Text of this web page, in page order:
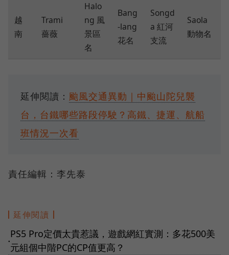
越
南
Trami
薔薇
Halo
ng 風
景區
名
Bang
-lang
花名
Songd
a 紅河
支流
Saola
動物名
延伸閱讀： 颱風交通異動｜中颱山陀兒襲
台，台鐵哪些路段停駛？高鐵、捷運、航船
班情況一次看
責任編輯：李先泰
延伸閱讀
●
PS5 Pro定價太貴惹議，遊戲網紅實測：多花500美
元組個中階PC的CP值更高？